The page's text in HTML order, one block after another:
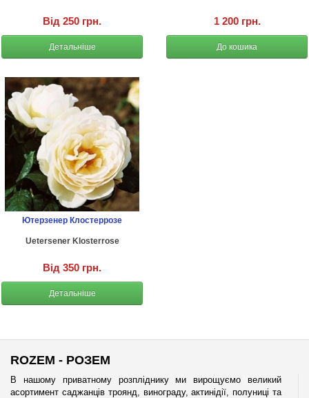
Від 250 грн.
Детальніше
1 200 грн.
До кошика
Ютерзенер Клостеррозе
Uetersener Klosterrose
Від 350 грн.
Детальніше
ROZEM - РОЗЕМ
В нашому приватному розпліднику ми вирощуємо великий
асортимент саджанців троянд, винограду, актинідії, полуниці та